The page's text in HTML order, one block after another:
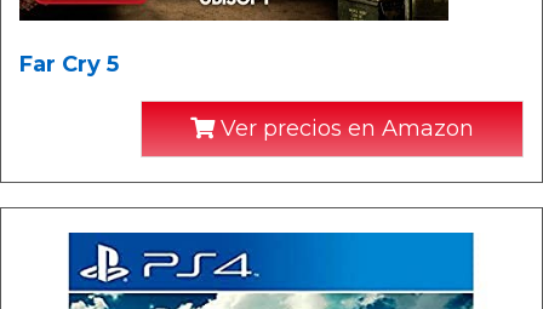
Far Cry 5
Ver precios en Amazon